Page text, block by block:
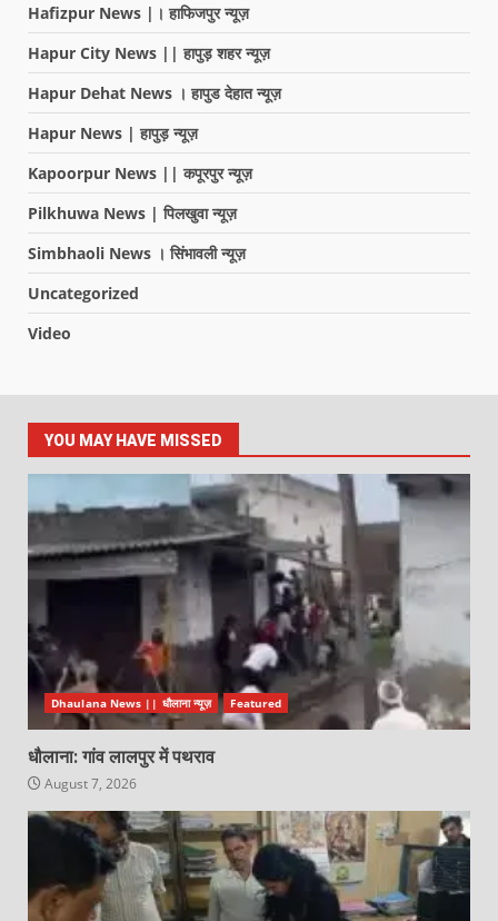
Hafizpur News |। हाफिजपुर न्यूज़
Hapur City News || हापुड़ शहर न्यूज़
Hapur Dehat News । हापुड देहात न्यूज़
Hapur News | हापुड़ न्यूज़
Kapoorpur News || कपूरपुर न्यूज़
Pilkhuwa News | पिलखुवा न्यूज़
Simbhaoli News । सिंभावली न्यूज़
Uncategorized
Video
YOU MAY HAVE MISSED
Dhaulana News || धौलाना न्यूज़ Featured
धौलाना: गांव लालपुर में पथराव
August 7, 2026